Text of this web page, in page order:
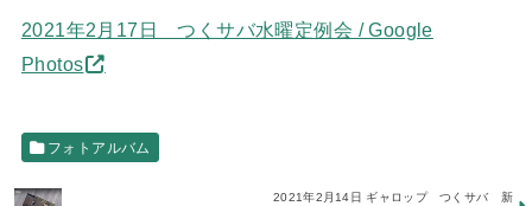
2021年2月17日 つくサバ水曜定例会 / Google
Photos
フォトアルバム
2021年2月14日 ​ギャロップ つくサバ 新